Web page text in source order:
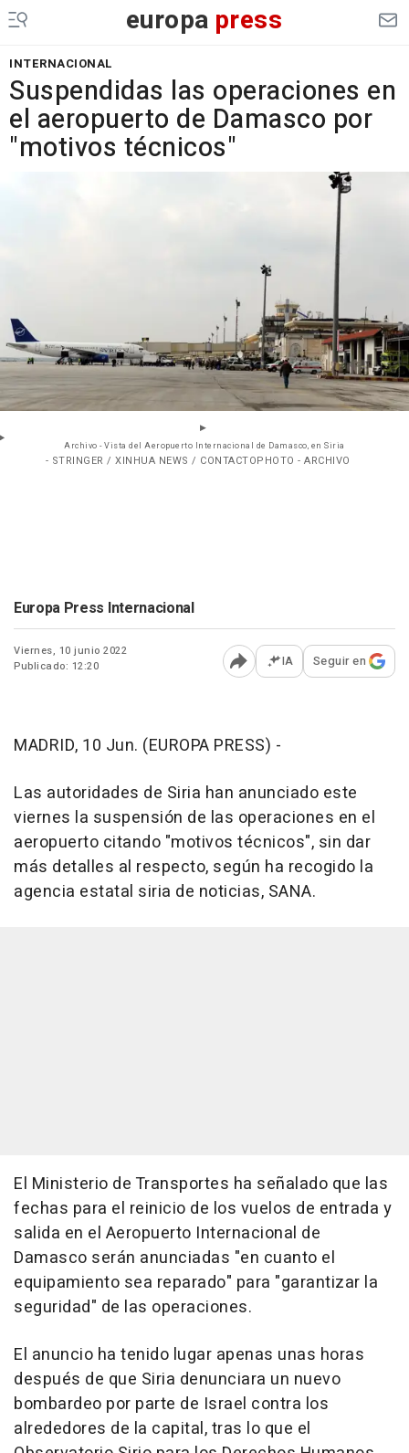
europa press
INTERNACIONAL
Suspendidas las operaciones en
el aeropuerto de Damasco por
"motivos técnicos"
Archivo - Vista del Aeropuerto Internacional de Damasco, en Siria
- STRINGER / XINHUA NEWS / CONTACTOPHOTO - ARCHIVO
Europa Press Internacional
Viernes, 10 junio 2022
Publicado: 12:20
Abrir opciones para
IA Seguir en
MADRID, 10 Jun. (EUROPA PRESS) -
Las autoridades de Siria han anunciado este
viernes la suspensión de las operaciones en el
aeropuerto citando "motivos técnicos", sin dar
más detalles al respecto, según ha recogido la
agencia estatal siria de noticias, SANA.
El Ministerio de Transportes ha señalado que las
fechas para el reinicio de los vuelos de entrada y
salida en el Aeropuerto Internacional de
Damasco serán anunciadas "en cuanto el
equipamiento sea reparado" para "garantizar la
seguridad" de las operaciones.
El anuncio ha tenido lugar apenas unas horas
después de que Siria denunciara un nuevo
bombardeo por parte de Israel contra los
alrededores de la capital, tras lo que el